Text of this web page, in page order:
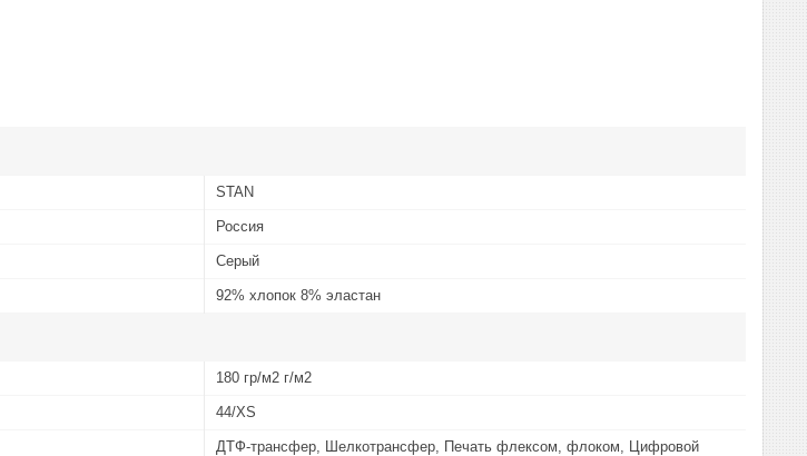
STAN
Россия
Серый
92% хлопок 8% эластан
180 гр/м2 г/м2
44/XS
ДТФ-трансфер, Шелкотрансфер, Печать флексом, флоком, Цифровой